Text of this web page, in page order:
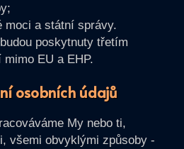
moci a státní správy.
poskytnuty třetím
EU a EHP.
osobních údajů
My nebo ti,
všemi obvyklými způsoby -